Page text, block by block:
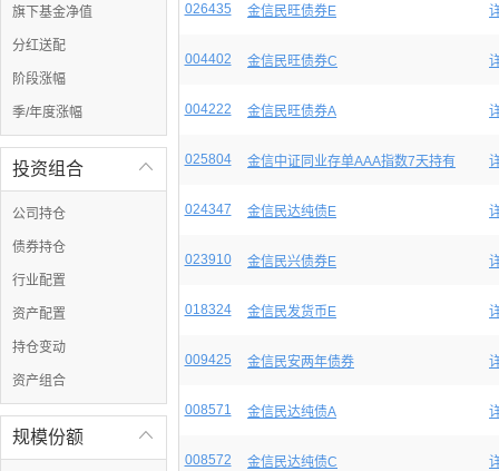
旗下基金净值
分红送配
阶段涨幅
季/年度涨幅

投资组合
公司持仓
债券持仓
行业配置
资产配置
持仓变动
资产组合

规模份额
026435 金信民旺债券E
004402 金信民旺债券C
004222 金信民旺债券A
025804 金信中证同业存单AAA指数7天持有
024347 金信民达纯债E
023910 金信民兴债券E
018324 金信民发货币E
009425 金信民安两年债券
008571 金信民达纯债A
008572 金信民达纯债C